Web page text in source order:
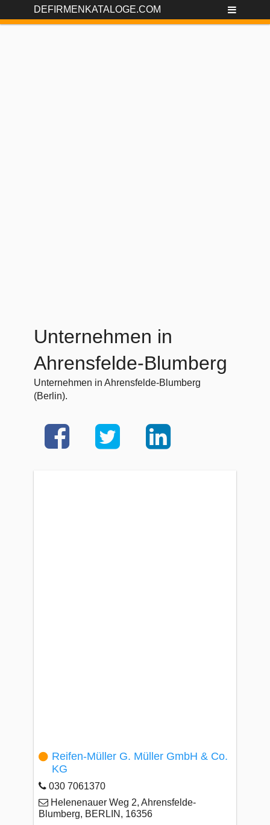
DEFIRMENKATALOGE.COM
Unternehmen in
Ahrensfelde-Blumberg
Unternehmen in Ahrensfelde-Blumberg
(Berlin).
Reifen-Müller G. Müller GmbH & Co.
KG
030 7061370
Helenenauer Weg 2, Ahrensfelde-
Blumberg, BERLIN, 16356